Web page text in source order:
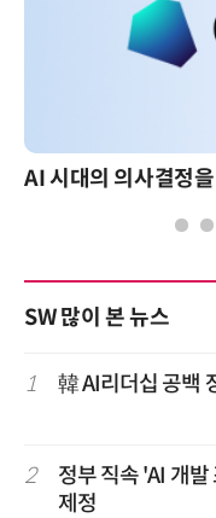
SW 많이 본 뉴스
1 韓 AI리더십 공백
2
정부 직속 'AI 개
제정